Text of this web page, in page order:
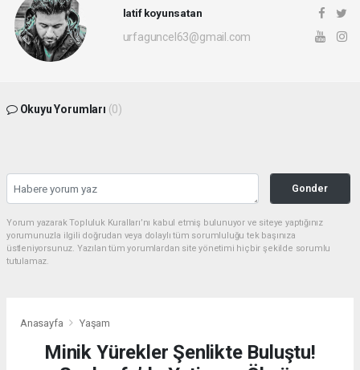
latif koyunsatan
urfaguncel63@gmail.com
Okuyu Yorumları (0)
Gonder
Yorum yazarak Topluluk Kuralları’nı kabul etmiş bulunuyor ve siteye yaptığınız
yorumunuzla ilgili doğrudan veya dolaylı tüm sorumluluğu tek başınıza
üstleniyorsunuz. Yazılan tüm yorumlardan site yönetimi hiçbir şekilde sorumlu
tutulamaz.
Anasayfa Yaşam
Minik Yürekler Şenlikte Buluştu!